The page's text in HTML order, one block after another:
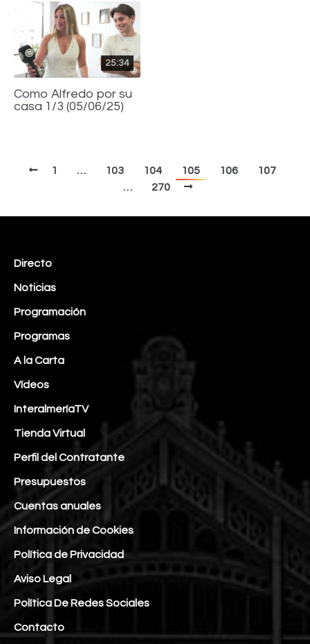
25:34
Como Alfredo por su
casa 1/3 (05/06/25)
1 … 103 104 105 106
107
…
270
Directo
Noticias
Programación
Programas
A la Carta
Vídeos
InteralmeríaTV
Tienda Virtual
Perfil del Contratante
Presupuestos
Cuentas anuales
Información de Cookies
Política de Privacidad
Aviso Legal
Política De Redes Sociales
Contacto